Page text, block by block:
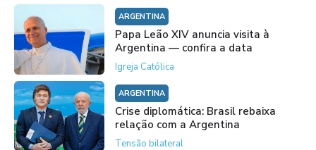
ARGENTINA
Papa Leão XIV anuncia visita à
Argentina — confira a data
Igreja Católica
ARGENTINA
Crise diplomática: Brasil rebaixa
relação com a Argentina
Tensão bilateral